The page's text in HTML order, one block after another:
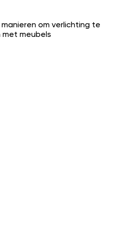
om verlichting te
met meubels